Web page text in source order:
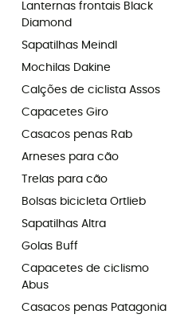
Lanternas frontais Black
Diamond
Sapatilhas Meindl
Mochilas Dakine
Calções de ciclista Assos
Capacetes Giro
Casacos penas Rab
Arneses para cão
Trelas para cão
Bolsas bicicleta Ortlieb
Sapatilhas Altra
Golas Buff
Capacetes de ciclismo
Abus
Casacos penas Patagonia